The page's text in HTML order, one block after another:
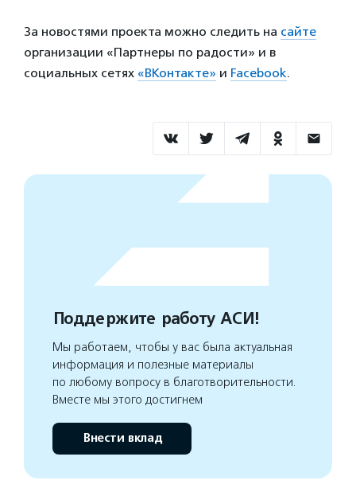
За новостями проекта можно следить на сайте
организации «Партнеры по радости» и в
социальных сетях «ВКонтакте» и Facebook.
Поддержите работу АСИ!
Мы работаем, чтобы у вас была актуальная
информация и полезные материалы
по любому вопросу в благотворительности.
Вместе мы этого достигнем
Внести вклад